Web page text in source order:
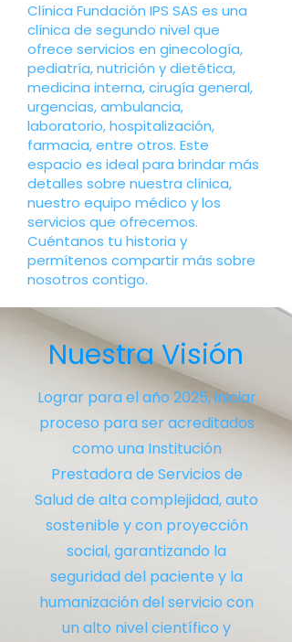
Clínica Fundación IPS SAS es una
clínica de segundo nivel que
ofrece servicios en ginecología,
pediatría, nutrición y dietética,
medicina interna, cirugía general,
urgencias, ambulancia,
laboratorio, hospitalización,
farmacia, entre otros. Este
espacio es ideal para brindar más
detalles sobre nuestra clínica,
nuestro equipo médico y los
servicios que ofrecemos.
Cuéntanos tu historia y
permítenos compartir más sobre
nosotros contigo.
Nuestra Visión
Lograr para el año 2025, iniciar
proceso para ser acreditados
como una Institución
Prestadora de Servicios de
Salud de alta complejidad, auto
sostenible y con proyección
social, garantizando la
seguridad del paciente y la
humanización del servicio con
un alto nivel científico y